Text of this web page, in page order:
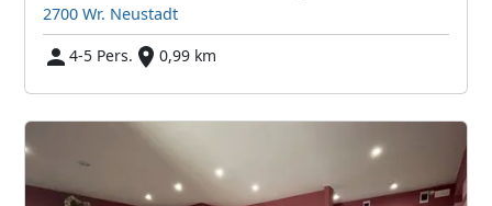
2700 Wr. Neustadt
4-5 Pers.
0,99 km